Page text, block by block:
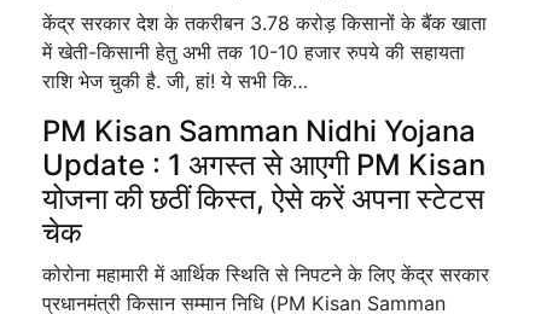
केंद्र सरकार देश के तकरीबन 3.78 करोड़ किसानों के बैंक खाता
में खेती-किसानी हेतु अभी तक 10-10 हजार रुपये की सहायता
राशि भेज चुकी है. जी, हां! ये सभी कि…
PM Kisan Samman Nidhi Yojana
Update : 1 अगस्त से आएगी PM Kisan
योजना की छठीं किस्त, ऐसे करें अपना स्टेटस
चेक
कोरोना महामारी में आर्थिक स्थिति से निपटने के लिए केंद्र सरकार
प्रधानमंत्री किसान सम्मान निधि (PM Kisan Samman